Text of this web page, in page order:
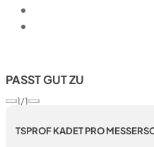
PASST GUT ZU
1/1
TSPROF KADET PRO